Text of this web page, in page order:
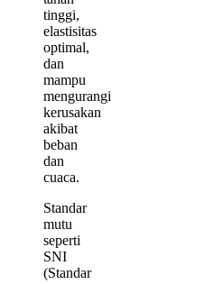
tinggi,
elastisitas
optimal,
dan
mampu
mengurangi
kerusakan
akibat
beban
dan
cuaca.
Standar
mutu
seperti
SNI
(Standar